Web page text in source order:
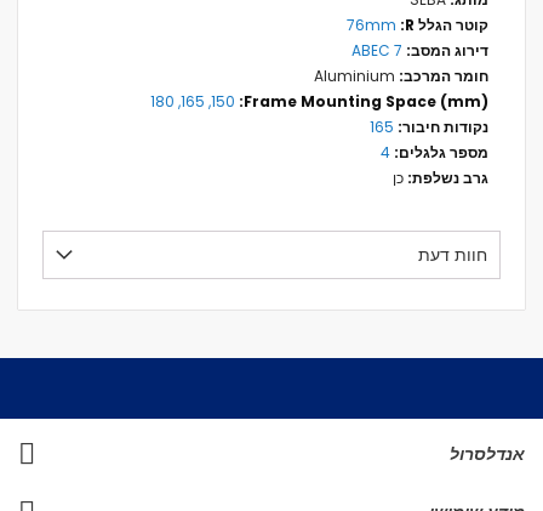
76mm
ABEC 7
150, 165, 180
165
4
כן
חוות דעת
אנדלסרול